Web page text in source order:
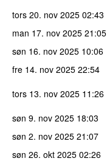
tors 20. nov 2025 02:43
man 17. nov 2025 21:05
søn 16. nov 2025 10:06
fre 14. nov 2025 22:54
tors 13. nov 2025 11:26
søn 9. nov 2025 18:03
søn 2. nov 2025 21:07
søn 26. okt 2025 02:26